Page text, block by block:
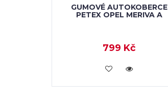
GUMOVÉ AUTOKOBERCE
PETEX OPEL MERIVA A
799 Kč
KOUPIT